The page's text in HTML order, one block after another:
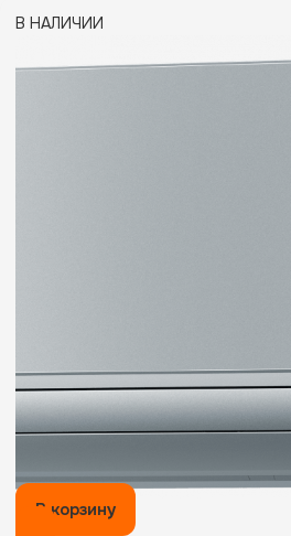
В НАЛИЧИИ
В корзину